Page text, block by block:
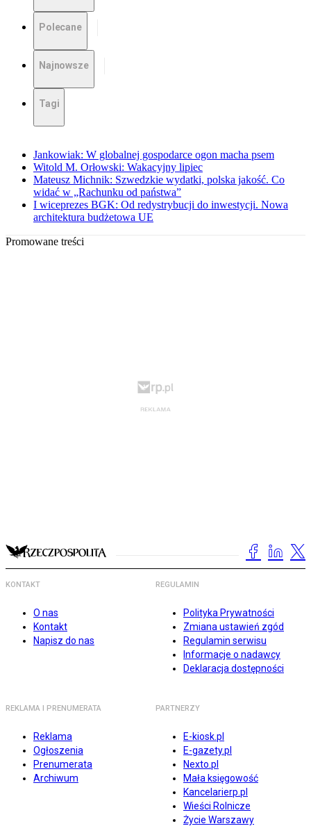
Polecane
Najnowsze
Tagi
Jankowiak: W globalnej gospodarce ogon macha psem
Witold M. Orłowski: Wakacyjny lipiec
Mateusz Michnik: Szwedzkie wydatki, polska jakość. Co
widać w „Rachunku od państwa”
I wiceprezes BGK: Od redystrybucji do inwestycji. Nowa
architektura budżetowa UE
Promowane treści
KONTAKT
O nas
Kontakt
Napisz do nas
REGULAMIN
Polityka Prywatności
Zmiana ustawień zgód
Regulamin serwisu
Informacje o nadawcy
Deklaracja dostępności
REKLAMA I PRENUMERATA
Reklama
Ogłoszenia
Prenumerata
Archiwum
PARTNERZY
E-kiosk.pl
E-gazety.pl
Nexto.pl
Mała księgowość
Kancelarierp.pl
Wieści Rolnicze
Życie Warszawy